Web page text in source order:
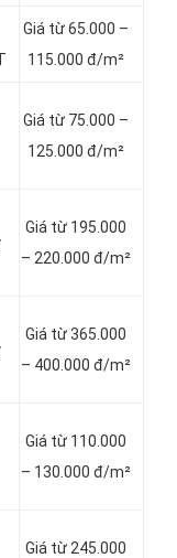
Giá từ 65.000 –
115.000 đ/m²
Giá từ 75.000 –
125.000 đ/m²
Giá từ 195.000
– 220.000 đ/m²
Giá từ 365.000
– 400.000 đ/m²
Giá từ 110.000
– 130.000 đ/m²
Giá từ 245.000